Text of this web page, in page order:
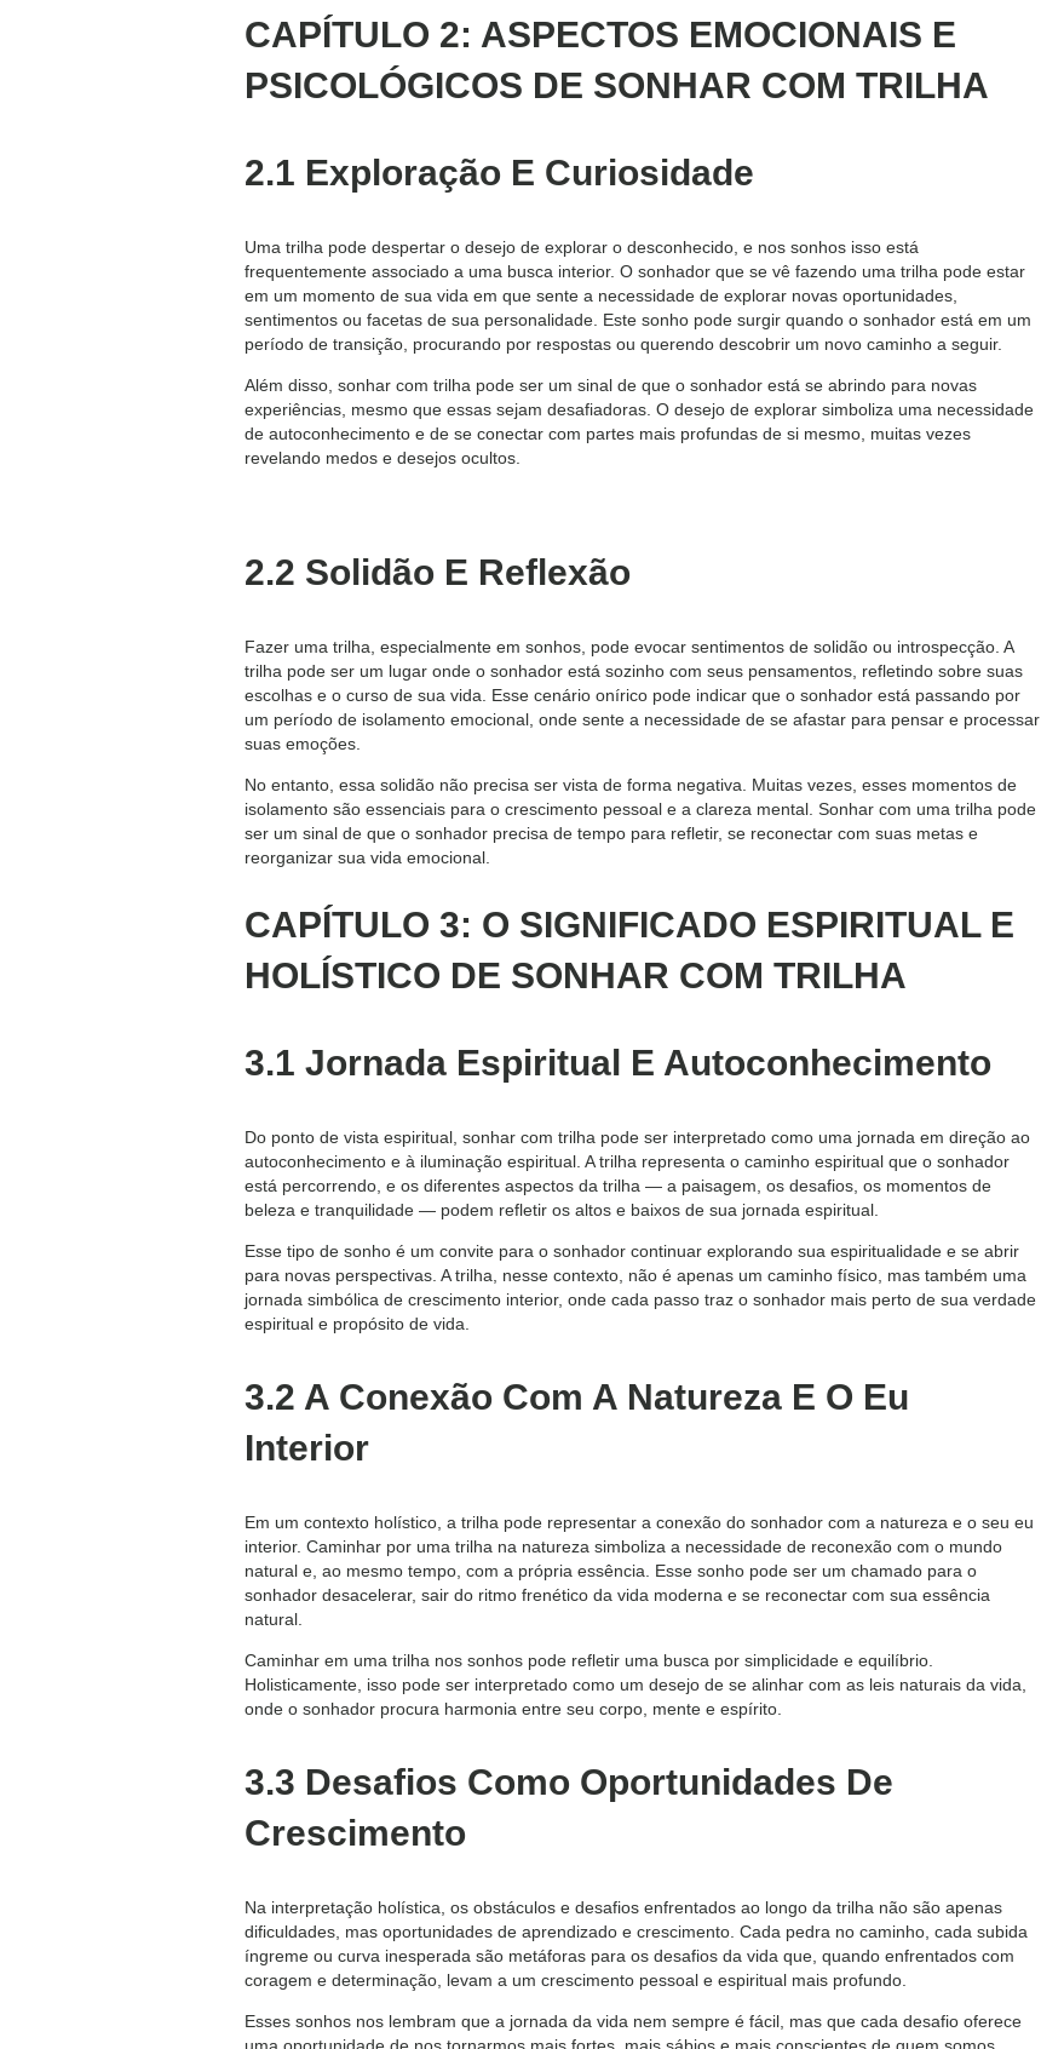
CAPÍTULO 2: ASPECTOS EMOCIONAIS E
PSICOLÓGICOS DE SONHAR COM TRILHA
2.1 Exploração E Curiosidade
Uma trilha pode despertar o desejo de explorar o desconhecido, e nos sonhos isso está
frequentemente associado a uma busca interior. O sonhador que se vê fazendo uma trilha pode estar
em um momento de sua vida em que sente a necessidade de explorar novas oportunidades,
sentimentos ou facetas de sua personalidade. Este sonho pode surgir quando o sonhador está em um
período de transição, procurando por respostas ou querendo descobrir um novo caminho a seguir.
Além disso, sonhar com trilha pode ser um sinal de que o sonhador está se abrindo para novas
experiências, mesmo que essas sejam desafiadoras. O desejo de explorar simboliza uma necessidade
de autoconhecimento e de se conectar com partes mais profundas de si mesmo, muitas vezes
revelando medos e desejos ocultos.
2.2 Solidão E Reflexão
Fazer uma trilha, especialmente em sonhos, pode evocar sentimentos de solidão ou introspecção. A
trilha pode ser um lugar onde o sonhador está sozinho com seus pensamentos, refletindo sobre suas
escolhas e o curso de sua vida. Esse cenário onírico pode indicar que o sonhador está passando por
um período de isolamento emocional, onde sente a necessidade de se afastar para pensar e processar
suas emoções.
No entanto, essa solidão não precisa ser vista de forma negativa. Muitas vezes, esses momentos de
isolamento são essenciais para o crescimento pessoal e a clareza mental. Sonhar com uma trilha pode
ser um sinal de que o sonhador precisa de tempo para refletir, se reconectar com suas metas e
reorganizar sua vida emocional.
CAPÍTULO 3: O SIGNIFICADO ESPIRITUAL E
HOLÍSTICO DE SONHAR COM TRILHA
3.1 Jornada Espiritual E Autoconhecimento
Do ponto de vista espiritual, sonhar com trilha pode ser interpretado como uma jornada em direção ao
autoconhecimento e à iluminação espiritual. A trilha representa o caminho espiritual que o sonhador
está percorrendo, e os diferentes aspectos da trilha — a paisagem, os desafios, os momentos de
beleza e tranquilidade — podem refletir os altos e baixos de sua jornada espiritual.
Esse tipo de sonho é um convite para o sonhador continuar explorando sua espiritualidade e se abrir
para novas perspectivas. A trilha, nesse contexto, não é apenas um caminho físico, mas também uma
jornada simbólica de crescimento interior, onde cada passo traz o sonhador mais perto de sua verdade
espiritual e propósito de vida.
3.2 A Conexão Com A Natureza E O Eu
Interior
Em um contexto holístico, a trilha pode representar a conexão do sonhador com a natureza e o seu eu
interior. Caminhar por uma trilha na natureza simboliza a necessidade de reconexão com o mundo
natural e, ao mesmo tempo, com a própria essência. Esse sonho pode ser um chamado para o
sonhador desacelerar, sair do ritmo frenético da vida moderna e se reconectar com sua essência
natural.
Caminhar em uma trilha nos sonhos pode refletir uma busca por simplicidade e equilíbrio.
Holisticamente, isso pode ser interpretado como um desejo de se alinhar com as leis naturais da vida,
onde o sonhador procura harmonia entre seu corpo, mente e espírito.
3.3 Desafios Como Oportunidades De
Crescimento
Na interpretação holística, os obstáculos e desafios enfrentados ao longo da trilha não são apenas
dificuldades, mas oportunidades de aprendizado e crescimento. Cada pedra no caminho, cada subida
íngreme ou curva inesperada são metáforas para os desafios da vida que, quando enfrentados com
coragem e determinação, levam a um crescimento pessoal e espiritual mais profundo.
Esses sonhos nos lembram que a jornada da vida nem sempre é fácil, mas que cada desafio oferece